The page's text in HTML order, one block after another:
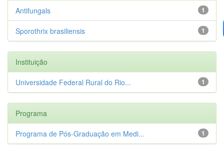
1
Antifungals
1
Sporothrix brasiliensis
Instituição
1
Universidade Federal Rural do Rio...
Programa
1
Programa de Pós-Graduação em Medi...